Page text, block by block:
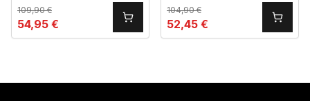
109,90€
54,95 €
104,90€
52,45 €